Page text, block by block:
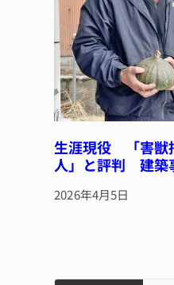
生涯現役 「害獣
人」と評判 建築
2026年4月5日